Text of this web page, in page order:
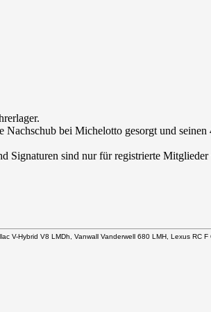
bei Michelotto gesorgt und seinen
Signaturen sind nur für registrierte
V-Hybrid V8 LMDh, Vanwall Vanderwell 680 LMH, Lexus RC F